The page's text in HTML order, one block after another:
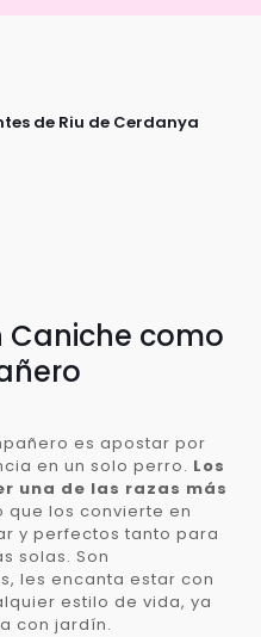
de Riu de Cerdanya
Caniche como
es apostar por
en un solo perro. Los
una de las razas más
que los convierte en
y perfectos tanto para
solas. Son
les encanta estar con
estilo de vida, ya
con jardín.